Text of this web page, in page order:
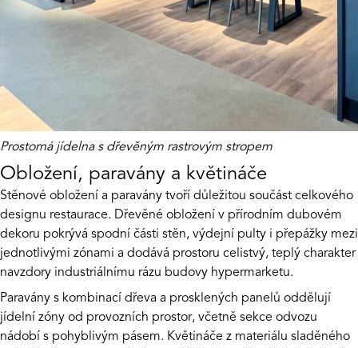
Prostorná jídelna s dřevěným rastrovým stropem
Obložení, paravány a květináče
Stěnové obložení a paravány tvoří důležitou součást celkového
designu restaurace. Dřevěné obložení v přírodním dubovém
dekoru pokrývá spodní části stěn, výdejní pulty i přepážky mezi
jednotlivými zónami a dodává prostoru celistvý, teplý charakter
navzdory industriálnímu rázu budovy hypermarketu.
Paravány s kombinací dřeva a prosklených panelů oddělují
jídelní zóny od provozních prostor, včetně sekce odvozu
nádobí s pohyblivým pásem. Květináče z materiálu sladěného